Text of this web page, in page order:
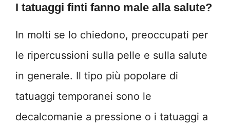
I tatuaggi finti fanno male alla salute?
In molti se lo chiedono, preoccupati per
le ripercussioni sulla pelle e sulla salute
in generale. Il tipo più popolare di
tatuaggi temporanei sono le
decalcomanie a pressione o i tatuaggi a